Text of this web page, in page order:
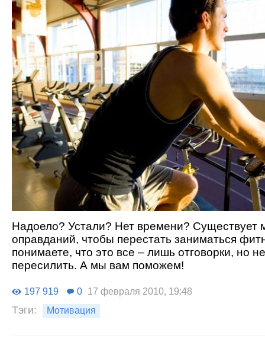
Надоело? Устали? Нет времени? Существует
оправданий, чтобы перестать заниматься
понимаете, что это все – лишь отговорки, но
пересилить. А мы вам поможем!
197 919 0 17 февраля 2010, 19:48
Тэги: Мотивация